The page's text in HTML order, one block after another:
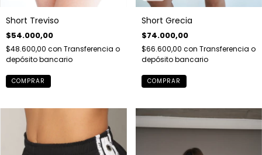
Short Treviso
$54.000,00
$48.600,00 con Transferencia o
depósito bancario
COMPRAR
Short Grecia
$74.000,00
$66.600,00 con Transferencia o
depósito bancario
COMPRAR